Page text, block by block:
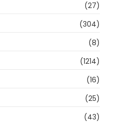
(27)
(304)
(8)
(1214)
(16)
(25)
(43)